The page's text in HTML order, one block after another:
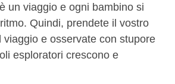
un viaggio e ogni bambino si
Quindi, prendete il vostro
viaggio e osservate con stupore
esploratori crescono e